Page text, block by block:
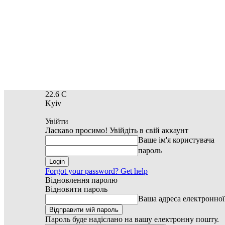
22.6 C
Kyiv
Увійти
Ласкаво просимо! Увійдіть в свій аккаунт
Ваше ім'я користувача
пароль
Forgot your password? Get help
Відновлення паролю
Відновити пароль
Ваша адреса
Пароль буде надіслано на вашу електронну пошту.